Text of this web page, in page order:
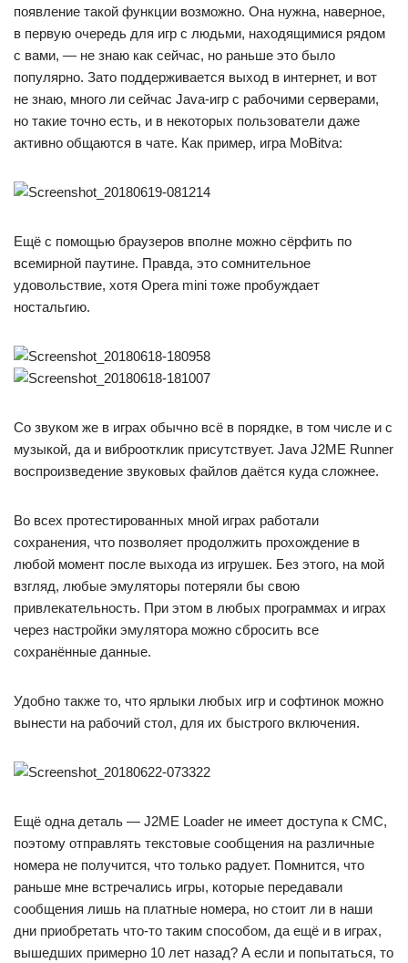
появление такой функции возможно. Она нужна, наверное,
в первую очередь для игр с людьми, находящимися рядом
с вами, — не знаю как сейчас, но раньше это было
популярно. Зато поддерживается выход в интернет, и вот
не знаю, много ли сейчас Java-игр с рабочими серверами,
но такие точно есть, и в некоторых пользователи даже
активно общаются в чате. Как пример, игра MoBitva:
Ещё с помощью браузеров вполне можно сёрфить по
всемирной паутине. Правда, это сомнительное
удовольствие, хотя Opera mini тоже пробуждает
ностальгию.
Со звуком же в играх обычно всё в порядке, в том числе и с
музыкой, да и виброотклик присутствует. Java J2ME Runner
воспроизведение звуковых файлов даётся куда сложнее.
Во всех протестированных мной играх работали
сохранения, что позволяет продолжить прохождение в
любой момент после выхода из игрушек. Без этого, на мой
взгляд, любые эмуляторы потеряли бы свою
привлекательность. При этом в любых программах и играх
через настройки эмулятора можно сбросить все
сохранённые данные.
Удобно также то, что ярлыки любых игр и софтинок можно
вынести на рабочий стол, для их быстрого включения.
Ещё одна деталь — J2ME Loader не имеет доступа к СМС,
поэтому отправлять текстовые сообщения на различные
номера не получится, что только радует. Помнится, что
раньше мне встречались игры, которые передавали
сообщения лишь на платные номера, но стоит ли в наши
дни приобретать что-то таким способом, да ещё и в играх,
вышедших примерно 10 лет назад? А если и попытаться, то